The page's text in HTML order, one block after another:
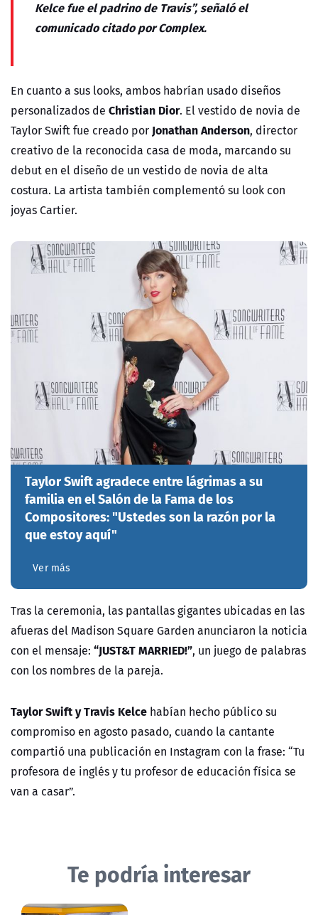
Kelce fue el padrino de Travis”, señaló el
comunicado citado por Complex.
En cuanto a sus looks, ambos habrían usado diseños
personalizados de Christian Dior. El vestido de novia de
Taylor Swift fue creado porJonathan Anderson, director
creativo de la reconocida casa de moda, marcando su
debut en el diseño de un vestido de novia de alta
costura. La artista también complementó su look con
joyas Cartier.
Taylor Swift agradece entre lágrimas a su
familia en el Salón de la Fama de los
Compositores: "Ustedes son la razón por la
que estoy aquí"
Ver más
Tras la ceremonia, las pantallas gigantes ubicadas en las
afueras del Madison Square Garden anunciaron la noticia
con el mensaje: “JUST&T MARRIED!”, un juego de palabras
con los nombres de la pareja.
Taylor Swift y Travis Kelce habían hecho público su
compromiso en agosto pasado, cuando la cantante
compartió una publicación en Instagram con la frase: “Tu
profesora de inglés y tu profesor de educación física se
van a casar”.
Te podría interesar